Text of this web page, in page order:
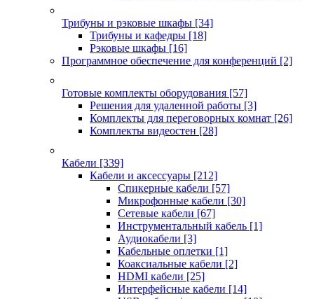
Трибуны и рэковые шкафы [34]
Трибуны и кафедры [18]
Рэковые шкафы [16]
Программное обеспечение для конференций [2]
Готовые комплекты оборудования [57]
Решения для удаленной работы [3]
Комплекты для переговорных комнат [26]
Комплекты видеостен [28]
Кабели [339]
Кабели и аксессуары [212]
Спикерные кабели [57]
Микрофонные кабели [30]
Сетевые кабели [67]
Инструментальный кабель [1]
Аудиокабели [3]
Кабельные оплетки [1]
Коаксиальные кабели [2]
HDMI кабели [25]
Интерфейсные кабели [14]